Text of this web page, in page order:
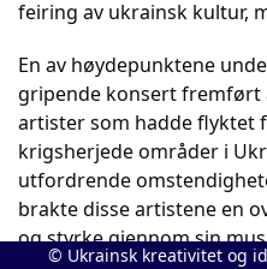
feiring av ukrainsk kultur,
En av høydepunktene
gripende konsert fremført
artister som hadde flyktet
krigsherjede områder i
utfordrende
brakte disse artistene en
og styrke gjennom sin
© Ukrainsk kreativitet og